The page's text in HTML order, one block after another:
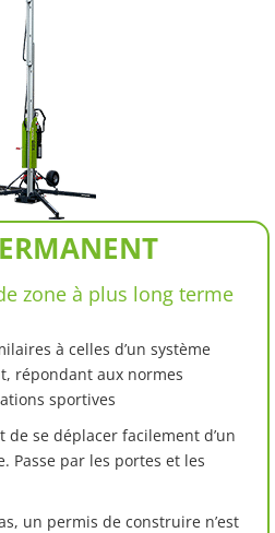
zone à plus long terme
à celles d’un système
répondant aux normes
sportives
se déplacer facilement d’un
Passe par les portes et les
un permis de construire n’est